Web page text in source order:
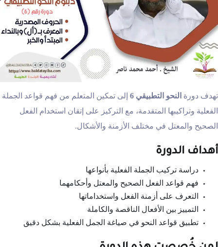
تهدف دورة النحو التطبيقي 6
إلى تمكين المتعلم من فهم قواعد الجملة
الفعلية وتراكيبها المتقدمة، مع التركيز على إتقان استخدام الفعل
الصحيح والمعتل في مختلف الأزمنة والأشكال.
أهداف الدورة
دراسة تركيب الجملة الفعلية بأنواعها
فهم قواعد الفعل الصحيح والمعتل وأحكامهما
التعرف على أزمنة الفعل واستخداماتها
التمييز بين الأفعال الناقصة والكاملة
تطبيق قواعد النحو في صياغة الجمل الفعلية بشكل دقيق